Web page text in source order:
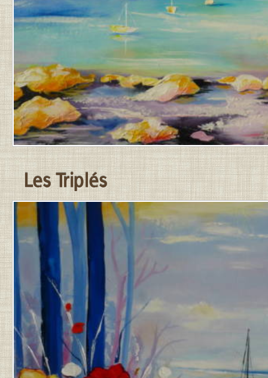
PIERRE.
Les Triplés
PUBLIÉ
LE
31
2026
PIERRE.
DERNIÈRE
MISE
À
JOUR
31